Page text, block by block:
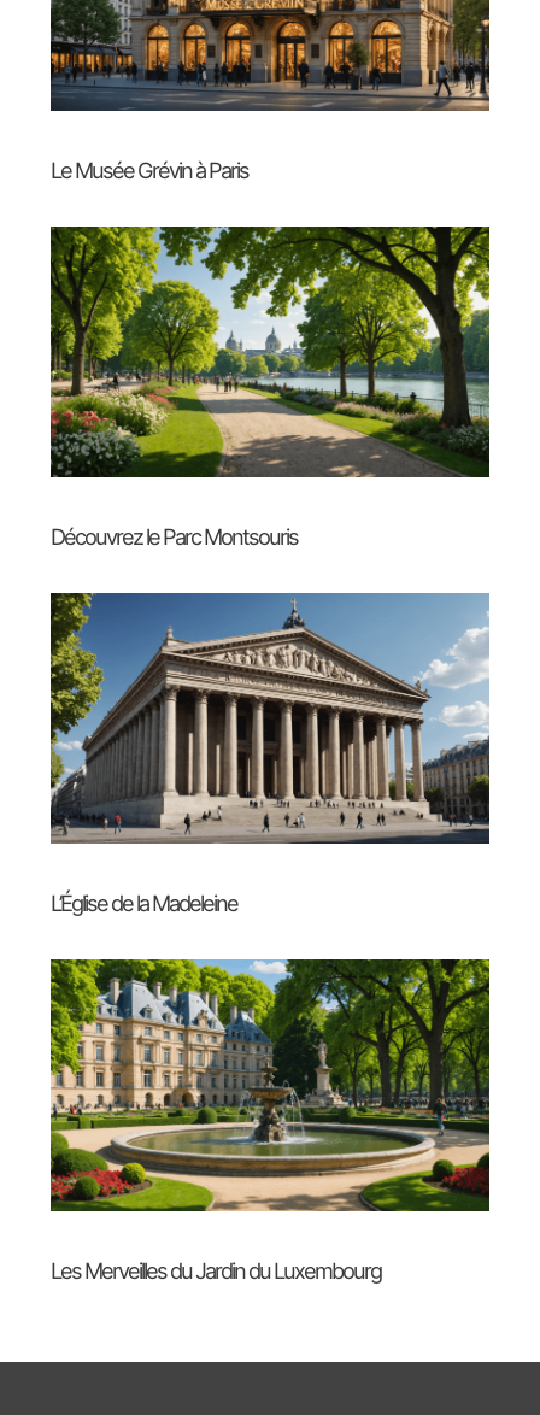
Le Musée Grévin à Paris
Découvrez le Parc Montsouris
L’Église de la Madeleine
Les Merveilles du Jardin du Luxembourg